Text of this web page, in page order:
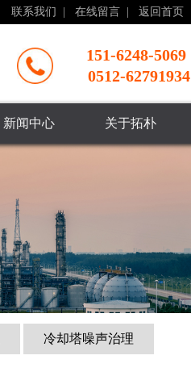
联系我们 在线留言 返回首页
151-6248-5069
0512-62791934
新闻中心 关于拓朴
冷却塔噪声治理